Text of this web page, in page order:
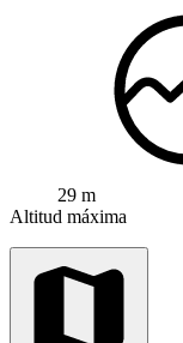
29 m
Altitud máxima